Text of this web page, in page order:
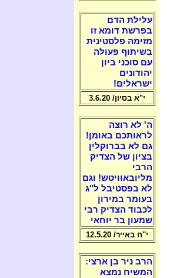
עלילת הדם
בפרשת דומא זו
מזימה פלסטינית
בשיתוף פעולה
עם סוכני ביון
יהודונים
ישראלים!
י"א בסיון/ 3.6.20
ה' לא רוצה
לראותכם באומן!
גם לא בברוקלין
בציון של הצדיק
הרבי
מליובאוויטש! וגם
לא בפסטיבל ל"ג
בעומר במירון
לכבוד הצדיק רבי
שמעון בר יוחאי
י"ח באייר/ 12.5.20
הרב ניר בן ארצי:
המשיח נמצא